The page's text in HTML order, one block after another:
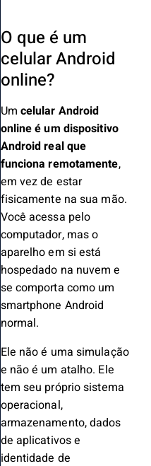
O que é um
celular Android
online?
Um celular Android
online é um dispositivo
Android real que
funciona remotamente,
em vez de estar
fisicamente na sua mão.
Você acessa pelo
computador, mas o
aparelho em si está
hospedado na nuvem e
se comporta como um
smartphone Android
normal.
Ele não é uma simulação
e não é um atalho. Ele
tem seu próprio sistema
operacional,
armazenamento, dados
de aplicativos e
identidade de